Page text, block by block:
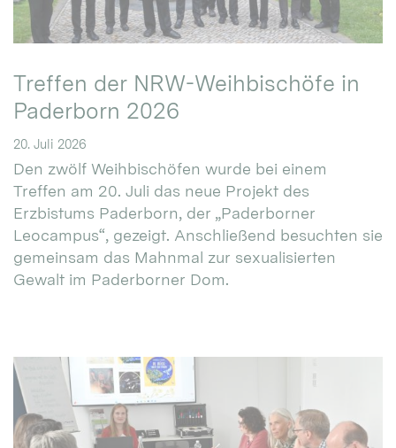
Treffen der NRW-Weihbischöfe in
Paderborn 2026
20. Juli 2026
Den zwölf Weihbischöfen wurde bei einem
Treffen am 20. Juli das neue Projekt des
Erzbistums Paderborn, der „Paderborner
Leocampus“, gezeigt. Anschließend besuchten sie
gemeinsam das Mahnmal zur sexualisierten
Gewalt im Paderborner Dom.